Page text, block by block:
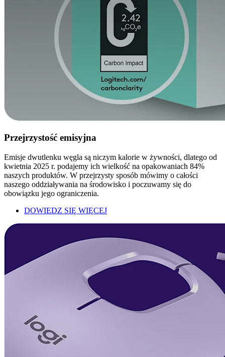
Przejrzystość emisyjna
Emisje dwutlenku węgla są niczym kalorie w żywności, dlatego od
kwietnia 2025 r. podajemy ich wielkość na opakowaniach 84%
naszych produktów. W przejrzysty sposób mówimy o całości
naszego oddziaływania na środowisko i poczuwamy się do
obowiązku jego ograniczenia.
DOWIEDZ SIĘ WIĘCEJ